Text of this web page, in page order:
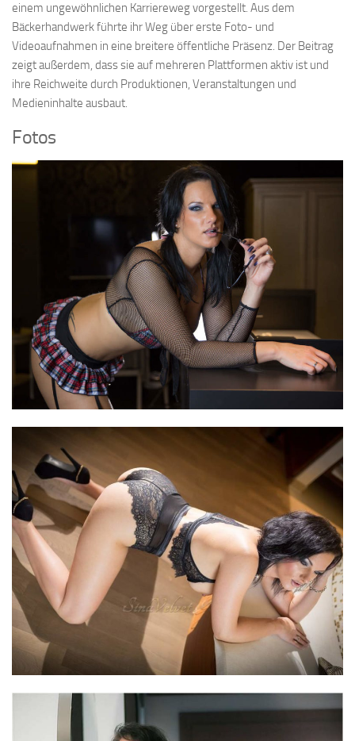
einem ungewöhnlichen Karriereweg vorgestellt. Aus dem
Bäckerhandwerk führte ihr Weg über erste Foto- und
Videoaufnahmen in eine breitere öffentliche Präsenz. Der Beitrag
zeigt außerdem, dass sie auf mehreren Plattformen aktiv ist und
ihre Reichweite durch Produktionen, Veranstaltungen und
Medieninhalte ausbaut.
Fotos